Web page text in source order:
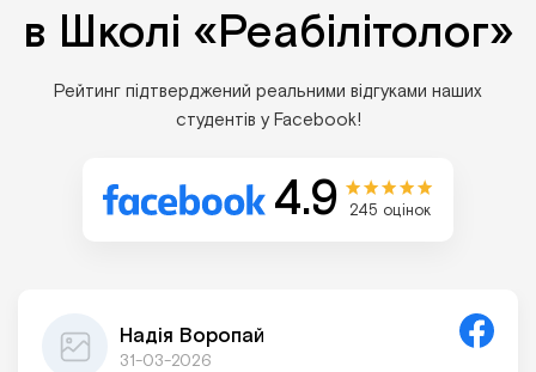
в Школі «Реабілітолог»
Рейтинг підтверджений реальними відгуками наших
студентів у Facebook!
4.9 245 оцінок
Поліна Шпадарук
20-02-2026